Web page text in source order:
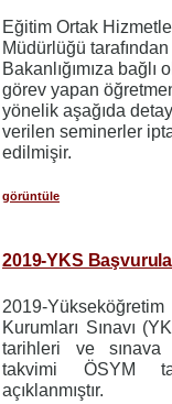
Eğitim Ortak
Müdürlüğü tarafından
Bakanlığımıza bağlı
görev yapan
yönelik aşağıda
verilen seminerler
edilmişir.
görüntüle
2019-YKS
2019-Yükseköğretim
Kurumları Sınavı
tarihleri ve sınava
takvimi ÖSYM
açıklanmıştır.